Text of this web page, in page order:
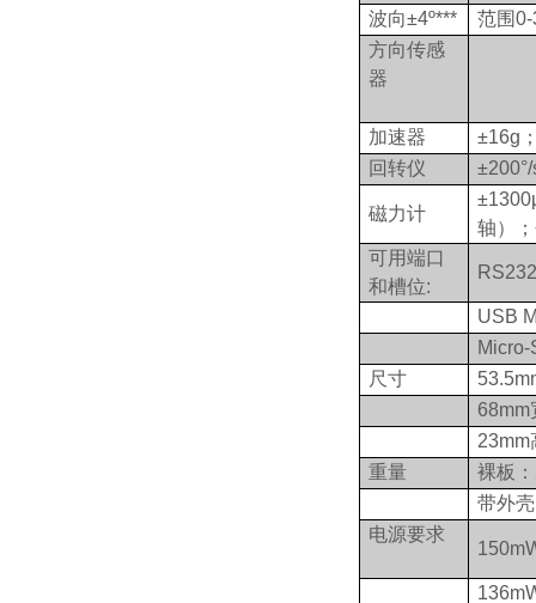
波向±4º***
范围0-
方向传感
器
加速器
±16g
回转仪
磁力计
轴）
可用端口
和槽位:
USB
Micro-
尺寸
68mm
23mm
重量
裸板
带外
电源要求